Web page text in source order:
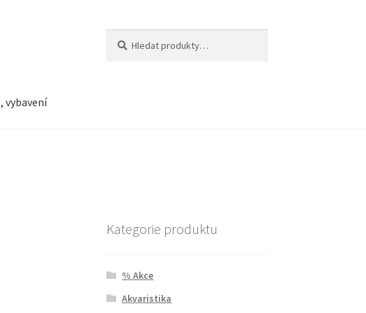
vybavení
Kategorie produktu
% Akce
Akvaristika